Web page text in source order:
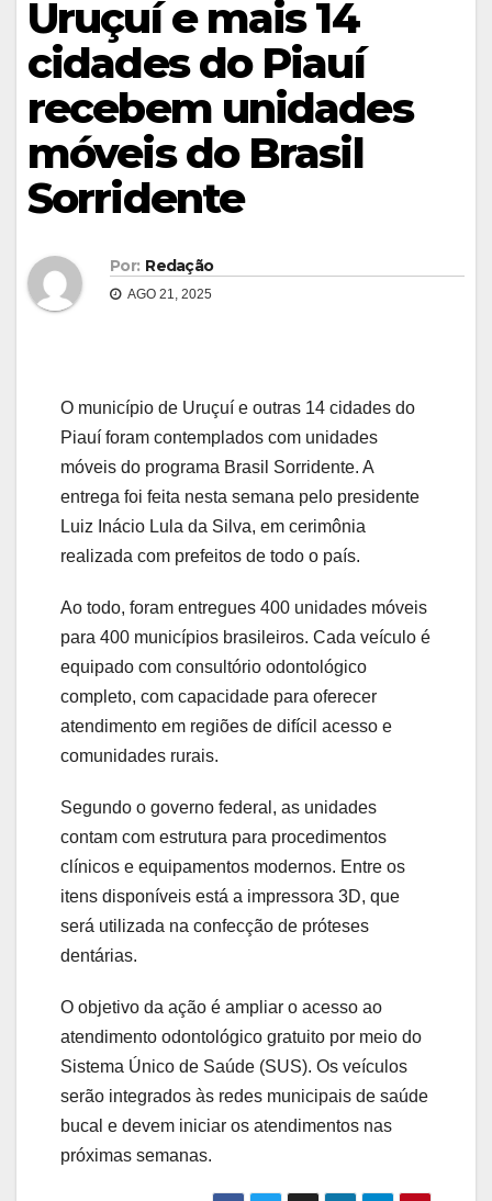
Uruçuí e mais 14
cidades do Piauí
recebem unidades
móveis do Brasil
Sorridente
Por: Redação
AGO 21, 2025
O município de Uruçuí e outras 14 cidades do
Piauí foram contemplados com unidades
móveis do programa Brasil Sorridente. A
entrega foi feita nesta semana pelo presidente
Luiz Inácio Lula da Silva, em cerimônia
realizada com prefeitos de todo o país.
Ao todo, foram entregues 400 unidades móveis
para 400 municípios brasileiros. Cada veículo é
equipado com consultório odontológico
completo, com capacidade para oferecer
atendimento em regiões de difícil acesso e
comunidades rurais.
Segundo o governo federal, as unidades
contam com estrutura para procedimentos
clínicos e equipamentos modernos. Entre os
itens disponíveis está a impressora 3D, que
será utilizada na confecção de próteses
dentárias.
O objetivo da ação é ampliar o acesso ao
atendimento odontológico gratuito por meio do
Sistema Único de Saúde (SUS). Os veículos
serão integrados às redes municipais de saúde
bucal e devem iniciar os atendimentos nas
próximas semanas.